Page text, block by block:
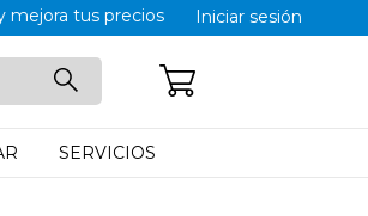
mejora tus precios Iniciar sesión
SERVICIOS